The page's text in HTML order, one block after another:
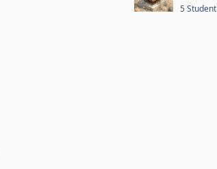
5 Student